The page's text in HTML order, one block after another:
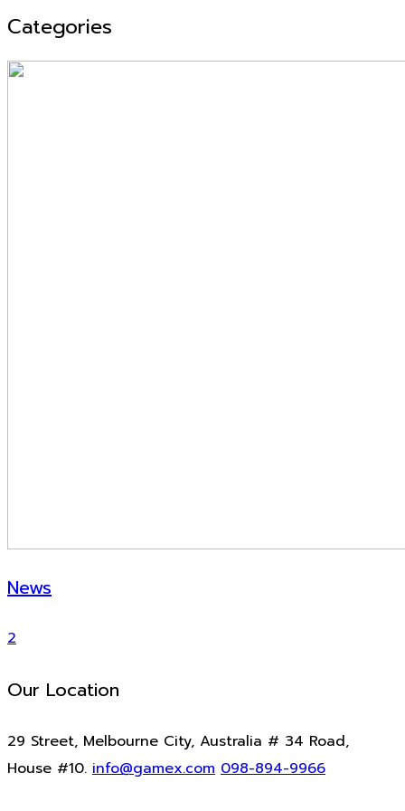
Categories
News
2
Our Location
29 Street, Melbourne City, Australia # 34 Road,
House #10. info@gamex.com 098-894-9966